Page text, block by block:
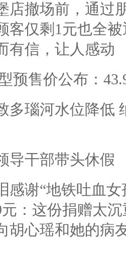
店撤场前，通过
客仅剩1元也全
有信，让人感动
预售价公布：
多瑙河水位降低
导干部带头休假
感谢“地铁吐血
元：这份捐赠太
胡心瑶和她的病